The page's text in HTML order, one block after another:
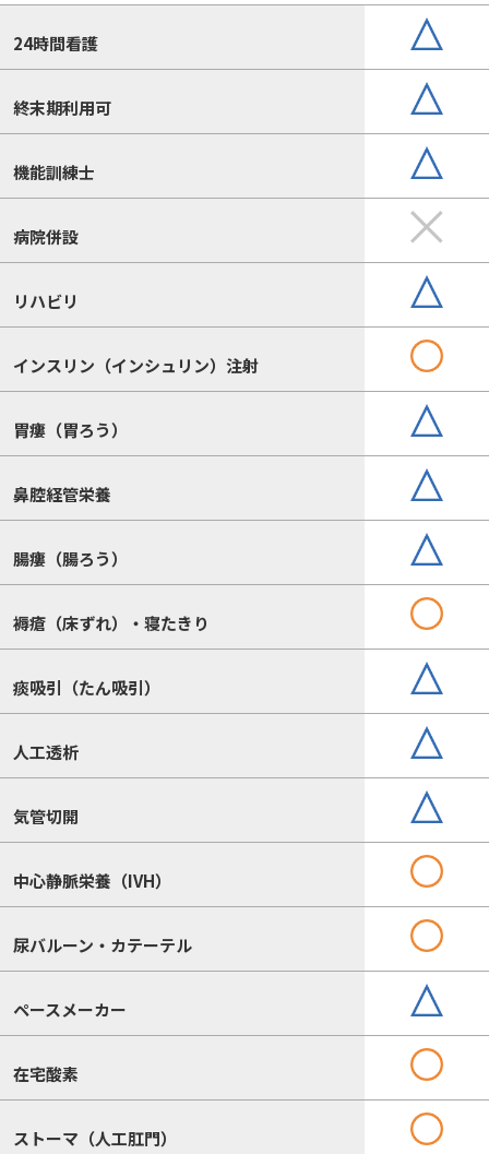
24時間看護
終末期利用可
機能訓練士
病院併設
リハビリ
インスリン（インシュリン）注射
胃瘻（胃ろう）
鼻腔経管栄養
腸瘻（腸ろう）
褥瘡（床ずれ）・寝たきり
痰吸引（たん吸引）
人工透析
気管切開
中心静脈栄養（IVH）
尿バルーン・カテーテル
ペースメーカー
在宅酸素
ストーマ（人工肛門）